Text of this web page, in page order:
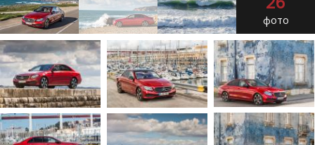
фото